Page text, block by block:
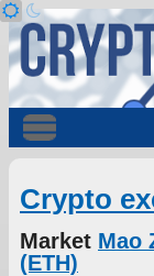
Crypto
Market Mao
(ETH)